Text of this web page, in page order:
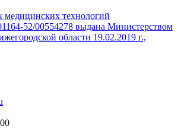
технологий
52/00554278 выдана Министерством
области 19.02.2019 г.,